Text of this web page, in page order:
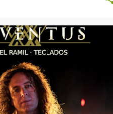
ADVENTUS AVALANCH